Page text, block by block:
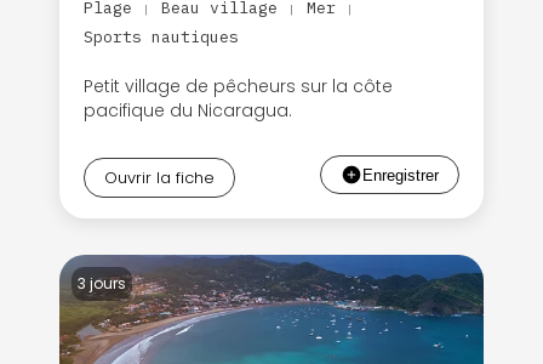
Plage | Beau village | Mer |
Sports nautiques
Petit village de pêcheurs sur la côte
pacifique du Nicaragua.
Ouvrir la fiche
3 jours